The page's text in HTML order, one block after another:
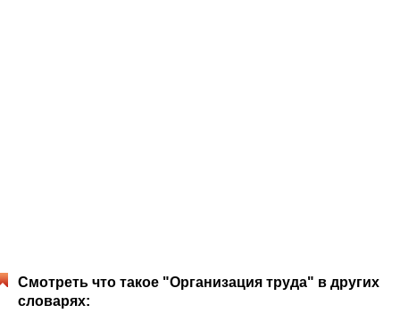
Смотреть что такое "Организация труда" в других
словарях: